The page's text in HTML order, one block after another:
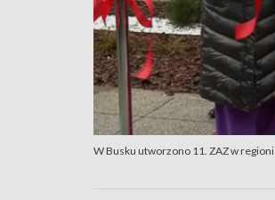
W Busku utworzono 11. ZAZ w